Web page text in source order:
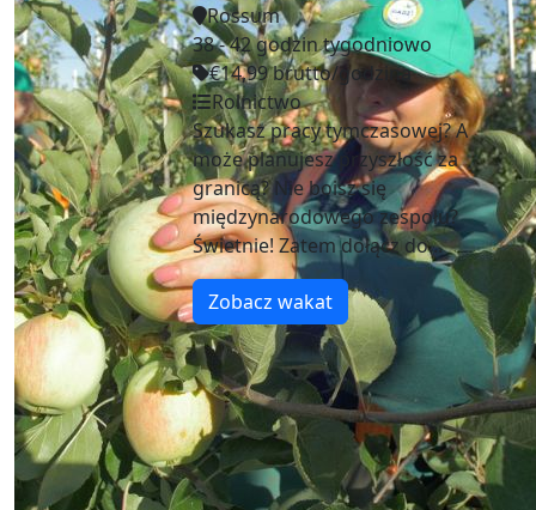
Rossum
38 - 42 godzin tygodniowo
€14,99 brutto/godzina
Rolnictwo
Szukasz pracy tymczasowej? A
może planujesz przyszłość za
granicą? Nie boisz się
międzynarodowego zespołu?
Świetnie! Zatem dołącz do...
Zobacz wakat